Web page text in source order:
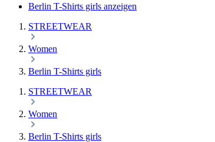
Berlin T-Shirts girls anzeigen
STREETWEAR
Women
Berlin T-Shirts girls
STREETWEAR
Women
Berlin T-Shirts girls